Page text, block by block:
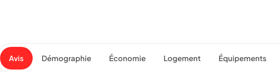
Avis Démographie Économie Logement Équipements